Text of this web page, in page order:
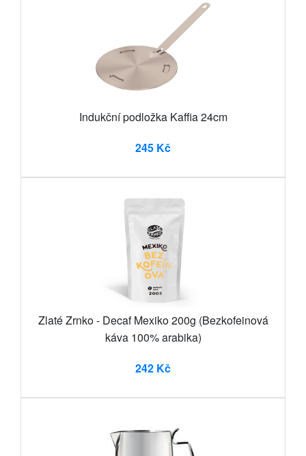
Indukční podložka Kaffia 24cm
245 Kč
Zlaté Zrnko - Decaf Mexiko 200g (Bezkofeinová
káva 100% arabika)
242 Kč